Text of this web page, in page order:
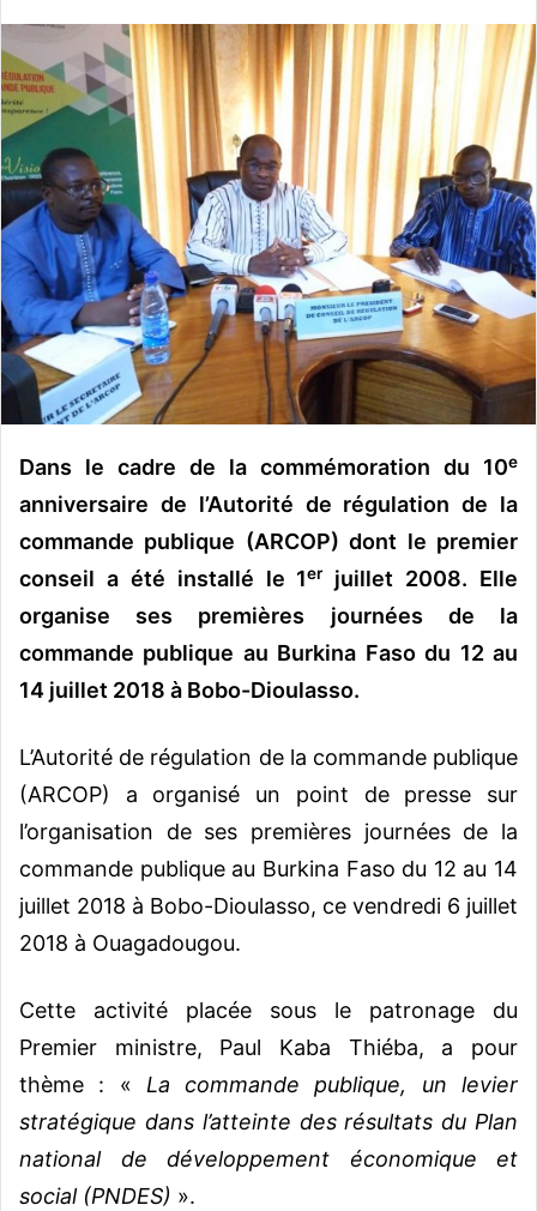
v
y
e
u
n
c
o
u
r
r
e
Dans le cadre de la commémoration du 10e
anniversaire de l’Autorité de régulation de la
commande publique (ARCOP) dont le premier
conseil a été installé le 1er
juillet 2008. Elle
organise ses premières journées de la
commande publique au Burkina Faso du 12 au
14 juillet 2018 à Bobo-Dioulasso.
L’Autorité de régulation de la commande publique
(ARCOP) a organisé un point de presse sur
l’organisation de ses premières journées de la
commande publique au Burkina Faso du 12 au 14
juillet 2018 à Bobo-Dioulasso, ce vendredi 6 juillet
2018 à Ouagadougou.
Cette activité placée sous le patronage du
Premier ministre, Paul Kaba Thiéba, a pour
thème : « La commande publique, un levier
stratégique dans l’atteinte des résultats du Plan
national de développement économique et
social (PNDES) ».